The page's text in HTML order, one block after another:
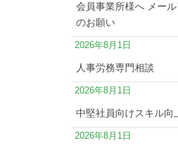
会員事業所様へ メー
のお願い
2026年8月1日
人事労務専門相談
2026年8月1日
中堅社員向けスキル向
2026年8月1日